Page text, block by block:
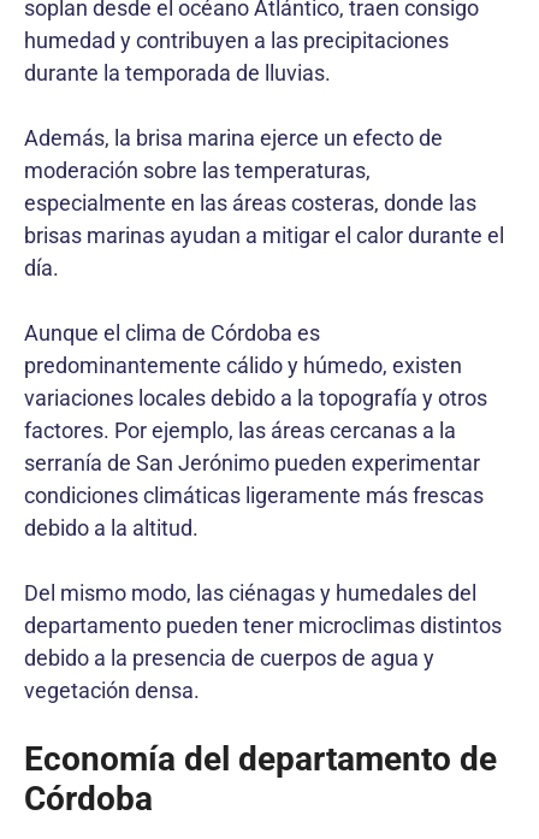
soplan desde el océano Atlántico, traen consigo
humedad y contribuyen a las precipitaciones
durante la temporada de lluvias.
Además, la brisa marina ejerce un efecto de
moderación sobre las temperaturas,
especialmente en las áreas costeras, donde las
brisas marinas ayudan a mitigar el calor durante el
día.
Aunque el clima de Córdoba es
predominantemente cálido y húmedo, existen
variaciones locales debido a la topografía y otros
factores. Por ejemplo, las áreas cercanas a la
serranía de San Jerónimo pueden experimentar
condiciones climáticas ligeramente más frescas
debido a la altitud.
Del mismo modo, las ciénagas y humedales del
departamento pueden tener microclimas distintos
debido a la presencia de cuerpos de agua y
vegetación densa.
Economía del departamento de
Córdoba